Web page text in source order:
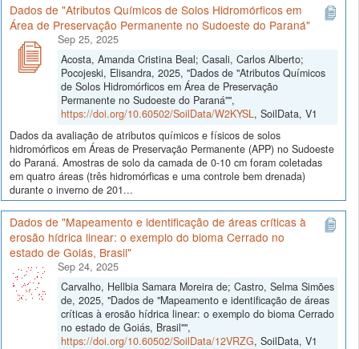
Dados de "Atributos Químicos de Solos Hidromórficos em
Área de Preservação Permanente no Sudoeste do Paraná"
Sep 25, 2025
Acosta, Amanda Cristina Beal; Casali, Carlos Alberto;
Pocojeski, Elisandra, 2025, "Dados de "Atributos Químicos
de Solos Hidromórficos em Área de Preservação
Permanente no Sudoeste do Paraná"",
https://doi.org/10.60502/SoilData/W2KYSL, SoilData, V1
Dados da avaliação de atributos químicos e físicos de solos
hidromórficos em Áreas de Preservação Permanente (APP) no Sudoeste
do Paraná. Amostras de solo da camada de 0-10 cm foram coletadas
em quatro áreas (três hidromórficas e uma controle bem drenada)
durante o inverno de 201...
Dados de "Mapeamento e identificação de áreas críticas à
erosão hídrica linear: o exemplo do bioma Cerrado no
estado de Goiás, Brasil"
Sep 24, 2025
Carvalho, Hellbia Samara Moreira de; Castro, Selma Simões
de, 2025, "Dados de "Mapeamento e identificação de áreas
críticas à erosão hídrica linear: o exemplo do bioma Cerrado
no estado de Goiás, Brasil"",
https://doi.org/10.60502/SoilData/12VRZG, SoilData, V1